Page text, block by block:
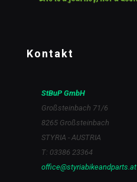
Kontakt
StBuP GmbH
Großsteinbach 71/6
8265 Großsteinbach
STYRIA - AUSTRIA
T: 03386 23364
office@styriabikeandparts.at